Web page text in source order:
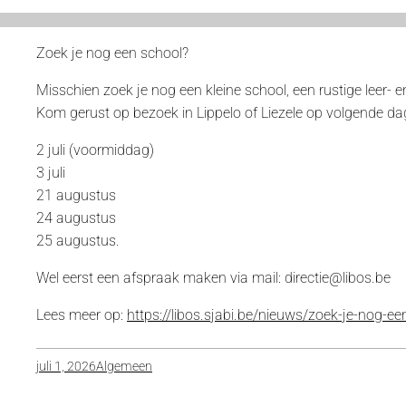
Zoek je nog een school?
Misschien zoek je nog een kleine school, een rustige leer-
Kom gerust op bezoek in Lippelo of Liezele op volgende
2 juli (voormiddag)
3 juli
21 augustus
24 augustus
25 augustus.
Wel eerst een afspraak maken via mail: directie@libos.be
Lees meer op: https://libos.sjabi.be/nieuws/zoek-je-nog-
juli 1, 2026Algemeen